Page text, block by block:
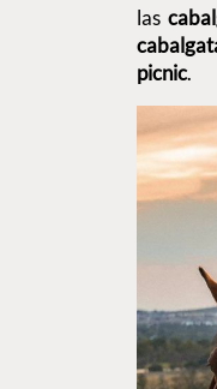
las
picnic.